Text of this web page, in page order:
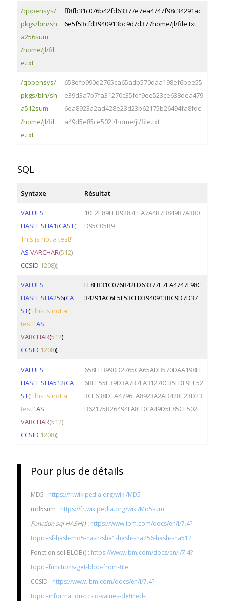
/qopensys/
pkgs/bin/sh
a256sum
/home/jl/fil
e.txt
ff8fb31c076b42fd63377e7ea4747f98c34291ac
6e5f53cfd3940913bc9d7d37 /home/jl/file.txt
/qopensys/
pkgs/bin/sh
a512sum
/home/jl/fil
e.txt
658efb990d2765ca65adb570daa198ef6bee55
e39d3a7b7fa31270c35fdf9ee523ce638dea479
6ea8923a2ad428e23d23b62175b26494fa8fdc
a49d5e85ce502 /home/jl/file.txt
SQL
Syntaxe Résultat
VALUES
HASH_SHA1(CAST(‘
This is not a test!’
ASVARCHAR(512)
CCSID 1208));
10E2E89FEB9287EEA7A4B7B849B7A380
D95C05B9
VALUES
HASH_SHA256(CA
ST(‘This is not a
test!’AS
VARCHAR(512)
CCSID 1208));
FF8FB31C076B42FD63377E7EA4747F98C
34291AC6E5F53CFD3940913BC9D7D37
VALUES
HASH_SHA512(CA
ST(‘This is not a
test!’AS
VARCHAR(512)
CCSID 1208));
658EFB990D2765CA65ADB570DAA198EF
6BEE55E39D3A7B7FA31270C35FDF9EE52
3CE638DEA4796EA8923A2AD428E23D23
B62175B26494FA8FDCA49D5E85CE502
Pour plus de détails
MD5 : https://fr.wikipedia.org/wiki/MD5
md5sum : https://fr.wikipedia.org/wiki/Md5sum
Fonction sql HASH() : https://www.ibm.com/docs/en/i/7.4?
topic=sf-hash-md5-hash-sha1-hash-sha256-hash-sha512
Fonction sql BLOB() : https://www.ibm.com/docs/en/i/7.4?
topic=functions-get-blob-from-file
CCSID : https://www.ibm.com/docs/en/i/7.4?
topic=information-ccsid-values-defined-i